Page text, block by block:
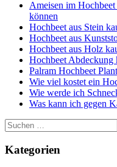
Ameisen im
können
Hochbeet aus Stein
Hochbeet aus
Hochbeet aus Holz
Hochbeet Abdeckung
Palram Hochbeet
Wie viel kostet ein
Wie werde ich
Was kann ich gegen
Suchen
nach:
Kategorien